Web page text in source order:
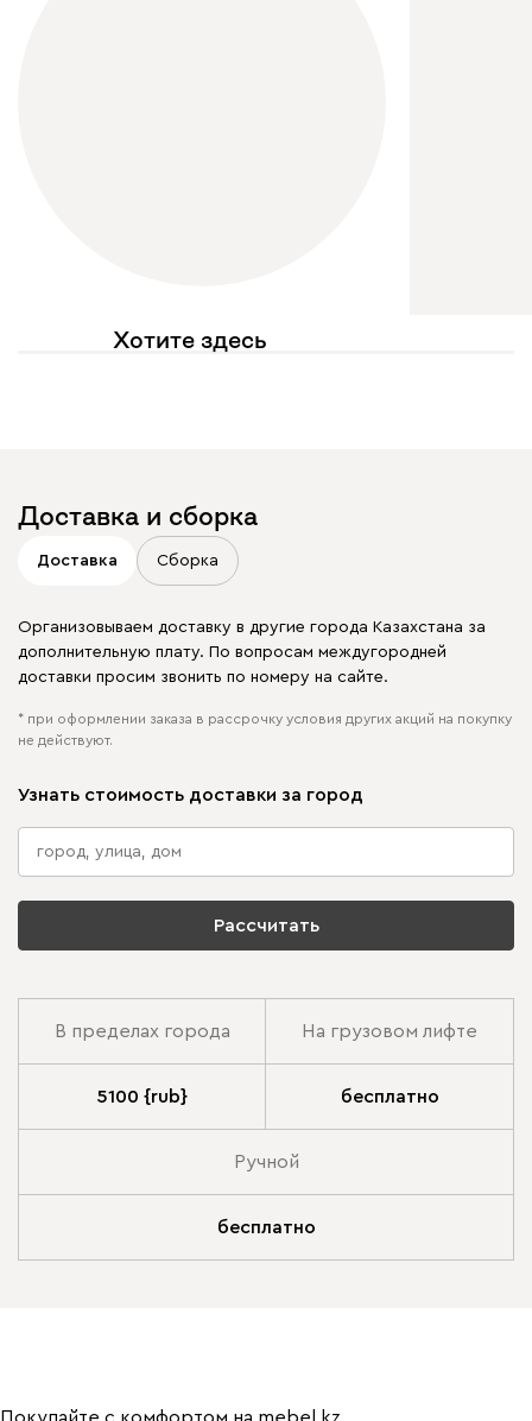
Хотите здесь
Доставка и сборка
Доставка Сборка
Организовываем доставку в другие города Казахстана за
дополнительную плату. По вопросам междугородней
доставки просим звонить по номеру на сайте.
* при оформлении заказа в рассрочку условия других акций на покупку
не действуют.
Узнать стоимость доставки за город
Рассчитать
В пределах города На грузовом лифте
5100 {rub} бесплатно
Ручной
бесплатно